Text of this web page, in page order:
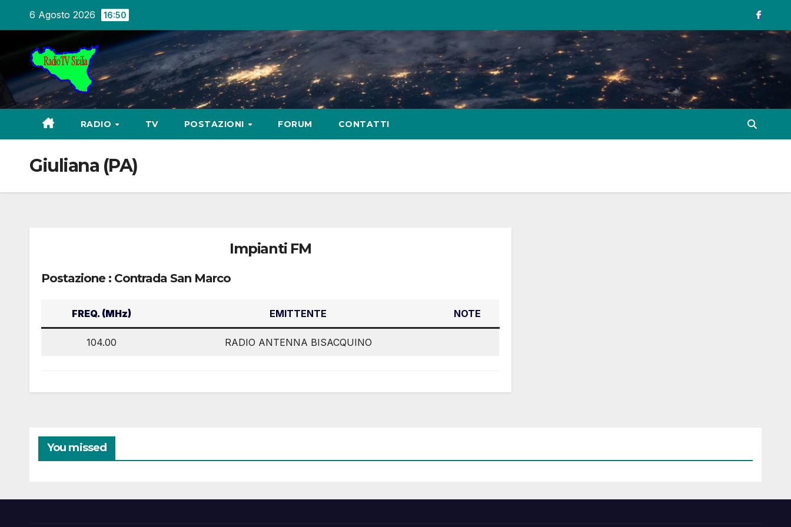
6 Agosto 2026 16:50
RADIO TV POSTAZIONI FORUM CONTATTI
Giuliana (PA)
Impianti FM
Postazione : Contrada San Marco
FREQ. (MHz) EMITTENTE NOTE
104.00 RADIO ANTENNA BISACQUINO
You missed